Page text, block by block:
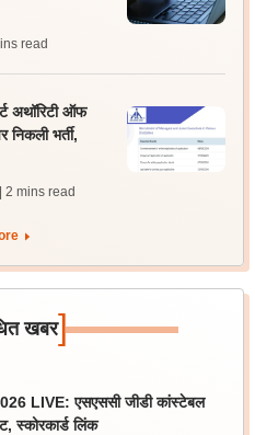
read
अथॉरिटी ऑफ
भर्ती,
| 2 mins read
खबर]
LIVE: एसएससी जीडी कांस्टेबल
स्कोरकार्ड लिंक